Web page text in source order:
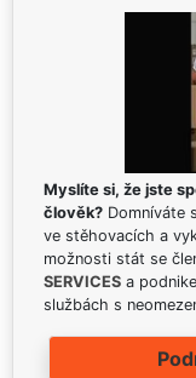
Myslíte si, že jste
člověk? Domníváte
ve stěhovacích a
možnosti stát se
SERVICES a
službách s